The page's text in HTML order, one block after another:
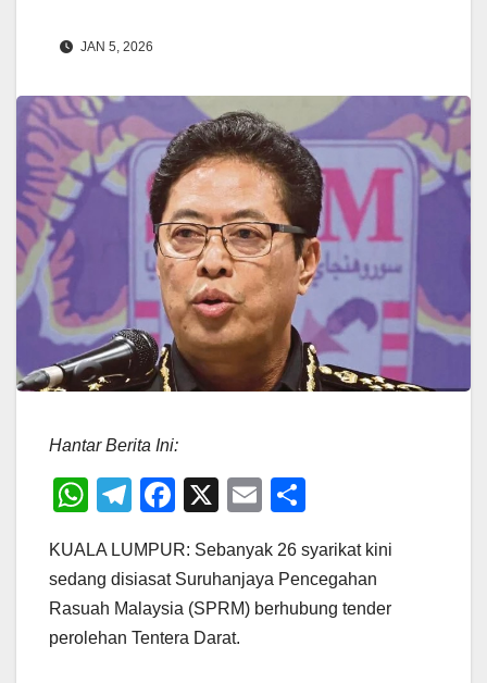
JAN 5, 2026
Hantar Berita Ini:
W
at
s
A
T
e
gr
a
F
c
e
b
X
E
ail ar
e
KUALA LUMPUR: Sebanyak 26 syarikat kini
sedang disiasat Suruhanjaya Pencegahan
Rasuah Malaysia (SPRM) berhubung tender
perolehan Tentera Darat.